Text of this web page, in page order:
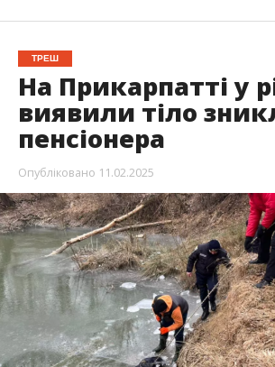
ТРЕШ
На Прикарпатті у
виявили тіло
пенсіонера
Опубліковано 11.02.2025